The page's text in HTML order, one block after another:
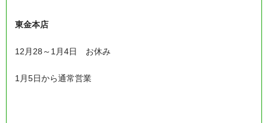
東金本店
12月28～1月4日 お休み
1月5日から通常営業